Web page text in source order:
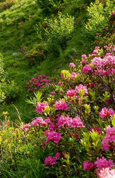
auf naturnahe
höchste
Jahren vollständig
die Zertifizierung der
des Weingutes ist im
«als Antwort auf
Haus bauten, weil es
Fabrice Simonet.
Weine – ganz egal